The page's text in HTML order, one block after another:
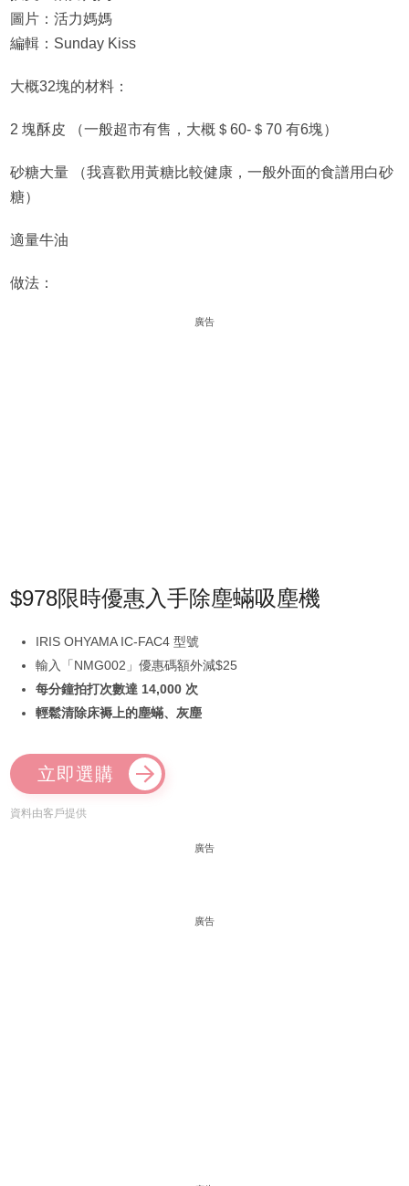
圖片：活力媽媽
編輯：Sunday Kiss
大概32塊的材料：
2 塊酥皮 （一般超市有售，大概＄60-＄70 有6塊）
砂糖大量 （我喜歡用黃糖比較健康，一般外面的食譜用白砂
糖）
適量牛油
做法：
廣告
$978限時優惠入手除塵蟎吸塵機
IRIS OHYAMA IC-FAC4 型號
輸入「NMG002」優惠碼額外減$25
每分鐘拍打次數達 14,000 次
輕鬆清除床褥上的塵蟎、灰塵
立即選購
資料由客戶提供
廣告
廣告